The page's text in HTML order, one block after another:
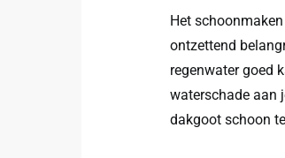
Het
ontzettend
regenwater goed
waterschade aan
dakgoot schoon